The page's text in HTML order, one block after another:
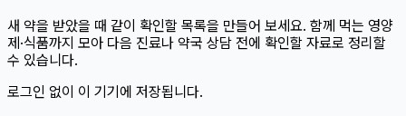
새 약을 받았을 때 같이 확인할 목록을 만들어 보세요. 함께 먹는 영양
제·식품까지 모아 다음 진료나 약국 상담 전에 확인할 자료로 정리할
수 있습니다.
로그인 없이 이 기기에 저장됩니다.